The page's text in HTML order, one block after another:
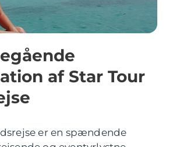
af Star Tour
er en spændende